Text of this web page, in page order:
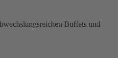
Buffets und